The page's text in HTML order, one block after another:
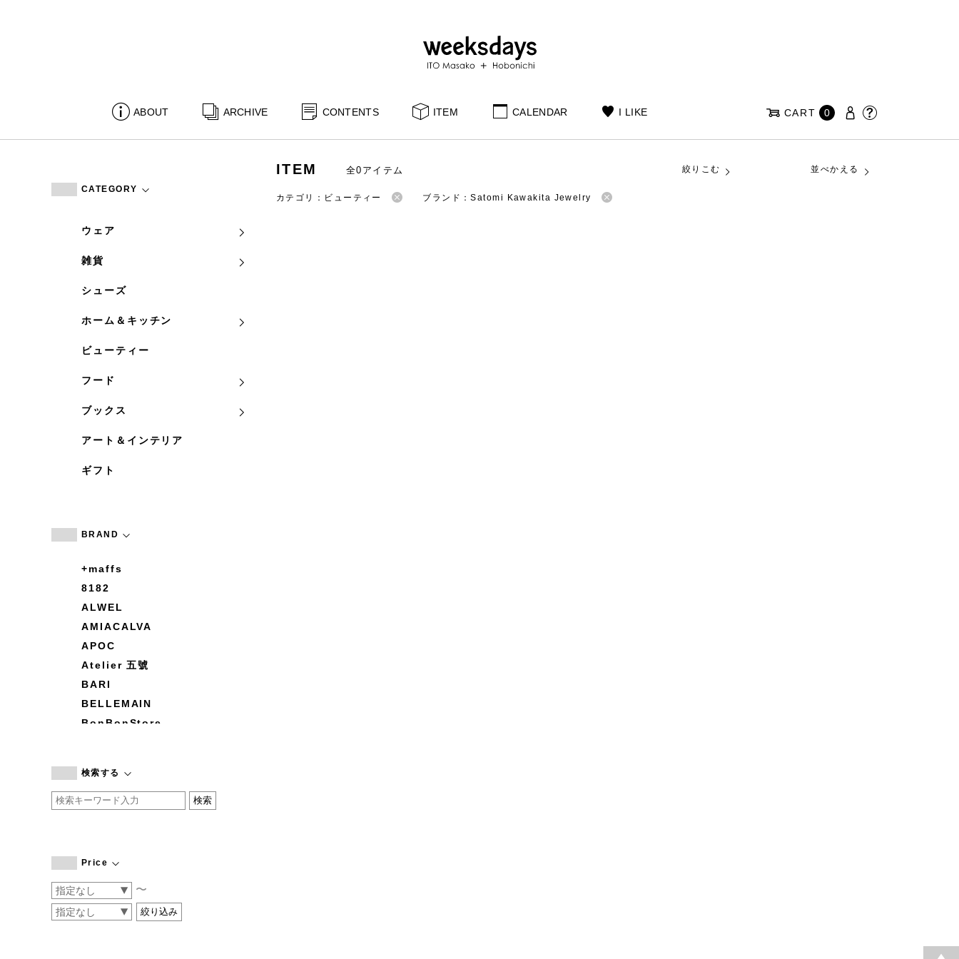
ABOUT ARCHIVE CONTENTS ITEM CALENDAR I LIKE CART 0
CATEGORY
ウェア
雑貨
シューズ
ホーム＆キッチン
ビューティー
フード
ブックス
アート＆インテリア
ギフト
BRAND
+maffs
8182
ALWEL
AMIACALVA
APOC
Atelier 五號
BARI
BELLEMAIN
BonBonStore
by basics
CATWORTH
COGTHEBIGSMOKE
CONVERSE
DEAN & DELUCA
検索する
Price
〜
ITEM 全0アイテム 絞りこむ 並べかえる
カテゴリ：ビューティー ブランド：Satomi Kawakita Jewelry